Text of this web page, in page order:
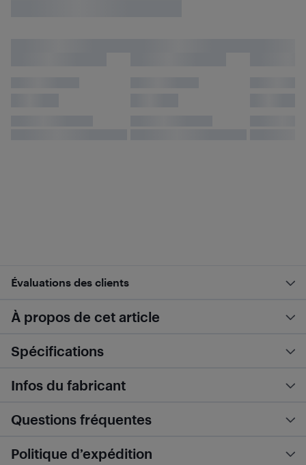
Évaluations des clients
À propos de cet article
Spécifications
Infos du fabricant
Questions fréquentes
Politique d’expédition